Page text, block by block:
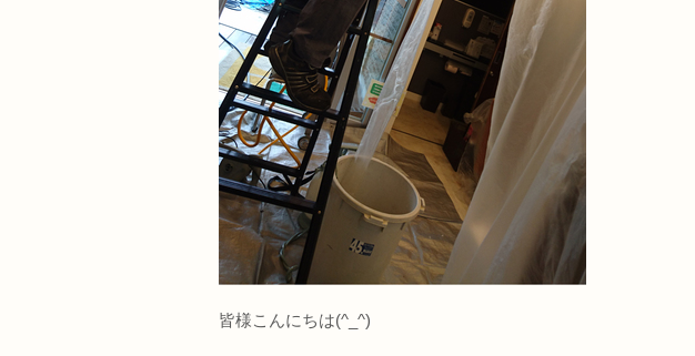
皆様こんにちは(^_^)